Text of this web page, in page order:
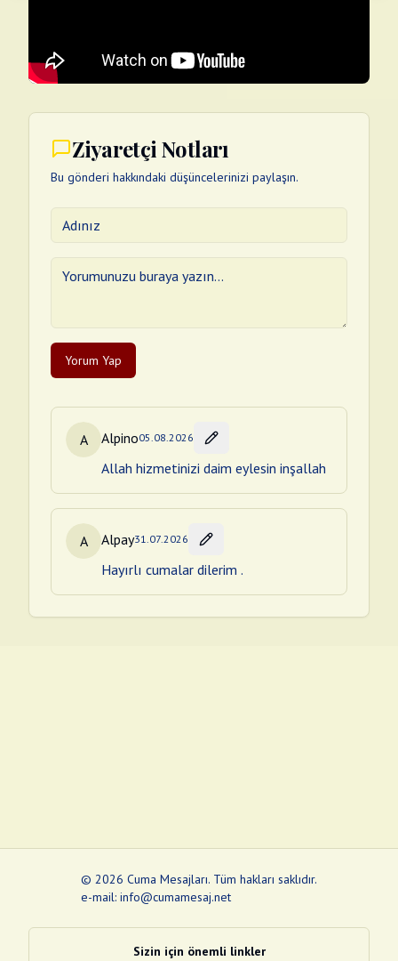
Ziyaretçi Notları
Bu gönderi hakkındaki düşüncelerinizi paylaşın.
Yorum Yap
A Alpino05.08.2026
Allah hizmetinizi daim eylesin inşallah
A Alpay31.07.2026
Hayırlı cumalar dilerim .
© 2026 Cuma Mesajları. Tüm hakları saklıdır.
e-mail: info@cumamesaj.net
Sizin için önemli linkler